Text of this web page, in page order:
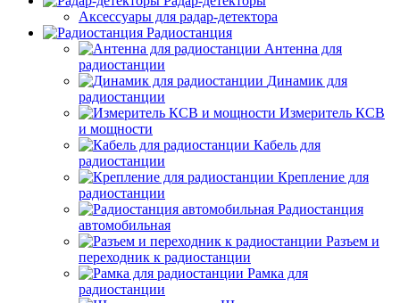
Аксессуары для радар-детектора
Радиостанция
Антенна для
радиостанции
Динамик для
радиостанции
Измеритель КСВ
и мощности
Кабель для
радиостанции
Крепление для
радиостанции
Радиостанция
автомобильная
Разъем и
переходник к радиостанции
Рамка для
радиостанции